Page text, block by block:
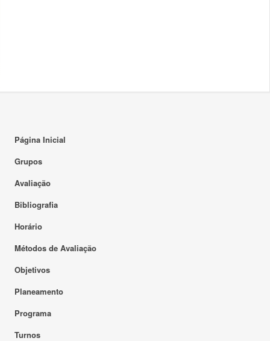
Página Inicial
Grupos
Avaliação
Bibliografia
Horário
Métodos de Avaliação
Objetivos
Planeamento
Programa
Turnos